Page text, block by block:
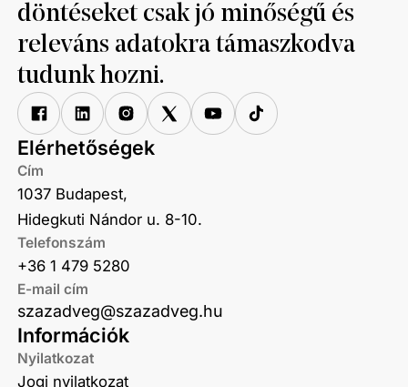
döntéseket csak jó minőségű és
releváns adatokra támaszkodva
tudunk hozni.
Információk
Nyilatkozat
Jogi nyilatkozat
Elérhetőségek
Cím
1037 Budapest,
Hidegkuti Nándor u. 8-10.
Telefonszám
+36 1 479 5280
E-mail cím
szazadveg@szazadveg.hu